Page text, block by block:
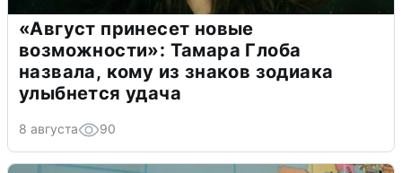
«Август принесет новые
возможности»: Тамара Глоба
назвала, кому из знаков зодиака
улыбнется удача
8 августа 90